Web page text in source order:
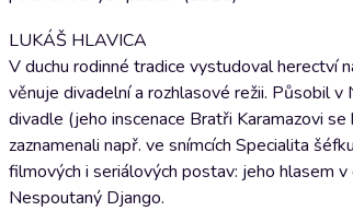
LUKÁŠ HLAVICA
V duchu rodinné tradice vystudoval herectví
věnuje divadelní a rozhlasové režii. Působil
divadle (jeho inscenace Bratři Karamazovi
zaznamenali např. ve snímcích Specialita
filmových i seriálových postav: jeho hlasem
Nespoutaný Django.